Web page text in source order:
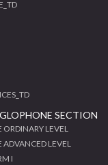
SECTION
ORDINARY LEVEL
ADVANCED LEVEL
I